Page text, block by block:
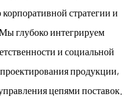
стратегии и
глубоко интегрируем
и социальной
продукции,
цепями поставок.